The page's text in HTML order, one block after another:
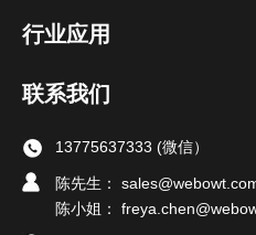
行业应用
联系我们
13775637333 (微信）
陈先生：
陈小姐：